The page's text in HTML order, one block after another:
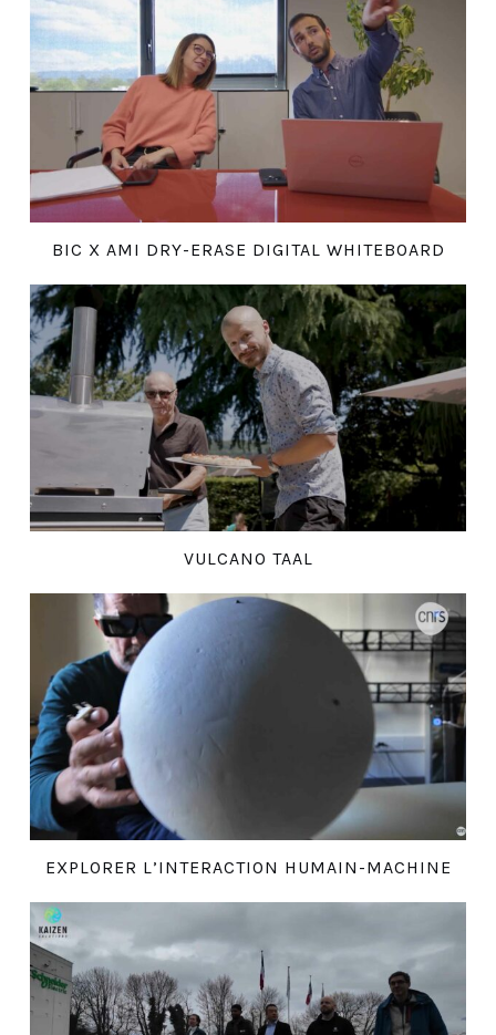
BIC X AMI DRY-ERASE DIGITAL WHITEBOARD
VULCANO TAAL
EXPLORER L’INTERACTION HUMAIN-MACHINE